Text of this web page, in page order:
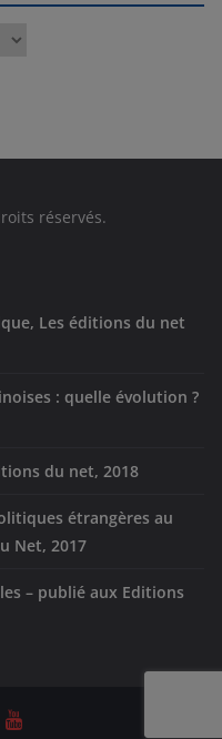
réservés.
Les éditions du net
: quelle évolution ?
du net, 2018
étrangères au
Net, 2017
– publié aux Editions